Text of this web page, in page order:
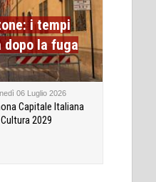
i tempi
la fuga
06 Luglio 2026
Capitale Italiana
2029